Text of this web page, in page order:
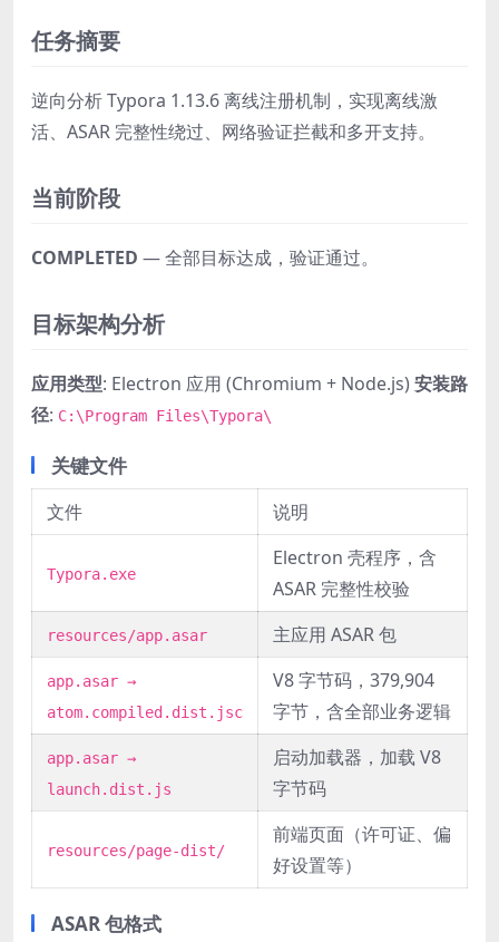
任务摘要
逆向分析 Typora 1.13.6 离线注册机制，实现离线激
活、ASAR 完整性绕过、网络验证拦截和多开支持。
当前阶段
COMPLETED — 全部目标达成，验证通过。
目标架构分析
应用类型: Electron 应用 (Chromium + Node.js) 安装路
径: C:\Program Files\Typora\
关键文件
文件 说明
Typora.exe
Electron 壳程序，含
ASAR 完整性校验
resources/app.asar 主应用 ASAR 包
app.asar →
atom.compiled.dist.jsc
V8 字节码，379,904
字节，含全部业务逻辑
app.asar →
launch.dist.js
启动加载器，加载 V8
字节码
resources/page-dist/
前端页面（许可证、偏
好设置等）
ASAR 包格式